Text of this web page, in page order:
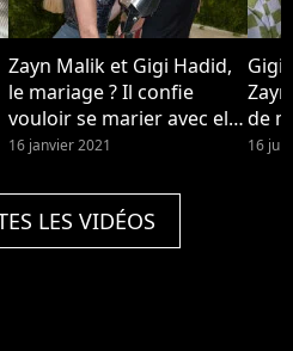
Zayn Malik et Gigi Hadid,
le mariage ? Il confie
vouloir se marier avec elle
dans sa nouvelle chanson
son nouvel album
"Nobody is Listening"
16 janvier 2021
Gigi
de
16
LES VIDÉOS